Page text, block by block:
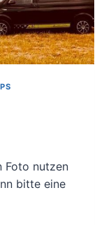
Foto nutzen
bitte eine